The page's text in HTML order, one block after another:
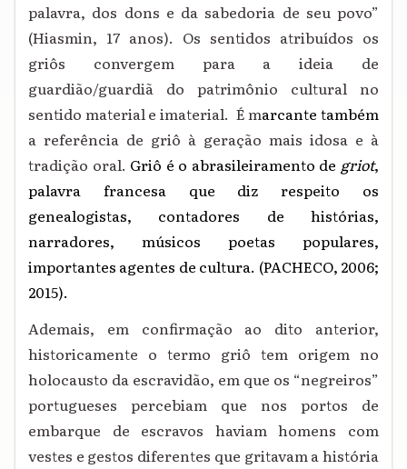
palavra, dos dons e da sabedoria de seu povo”
(Hiasmin, 17 anos). Os sentidos atribuídos os
griôs convergem para a ideia de
guardião/guardiã do patrimônio cultural no
sentido material e imaterial. É marcante também
a referência de griô à geração mais idosa e à
tradição oral. Griô é o abrasileiramento de griot,
palavra francesa que diz respeito os
genealogistas, contadores de histórias,
narradores, músicos poetas populares,
importantes agentes de cultura. (PACHECO, 2006;
2015).
Ademais, em confirmação ao dito anterior,
historicamente o termo griô tem origem no
holocausto da escravidão, em que os “negreiros”
portugueses percebiam que nos portos de
embarque de escravos haviam homens com
vestes e gestos diferentes que gritavam a história